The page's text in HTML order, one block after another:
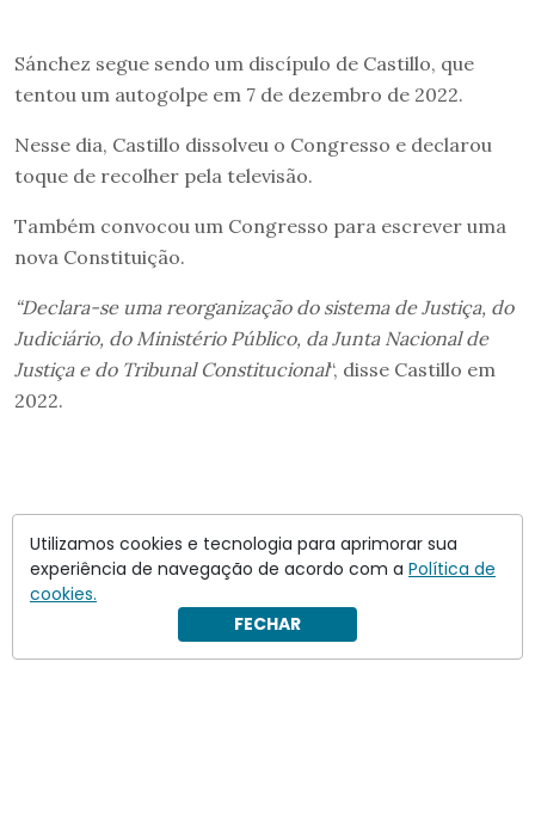
Sánchez segue sendo um discípulo de Castillo, que
tentou um autogolpe em 7 de dezembro de 2022.
Nesse dia, Castillo dissolveu o Congresso e declarou
toque de recolher pela televisão.
Também convocou um Congresso para escrever uma
nova Constituição.
“Declara-se uma reorganização do sistema de Justiça, do
Judiciário, do Ministério Público, da Junta Nacional de
Justiça e do Tribunal Constitucional“, disse Castillo em
2022.
Utilizamos cookies e tecnologia para aprimorar sua
experiência de navegação de acordo com a Política de
cookies.
FECHAR